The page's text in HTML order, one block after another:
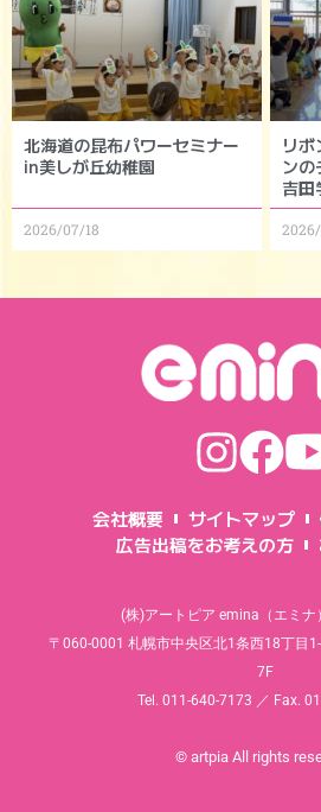
北海道の昆布パワーセミナー
in美しが丘幼稚園
2026/07/18
リ
ンの
吉田
会社概要 サイトマップ
広告出稿をお考えの方
(株)アートピア emina（エミナ
〒060-0001 札幌市中央区北1条西18丁目
7F
Tel. 011-640-7173 ／ Fax.
© artpia All rights